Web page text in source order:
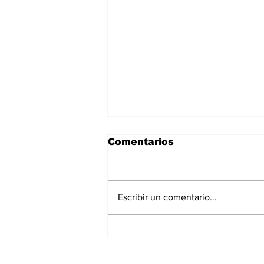
Comentarios
Escribir un comentario...